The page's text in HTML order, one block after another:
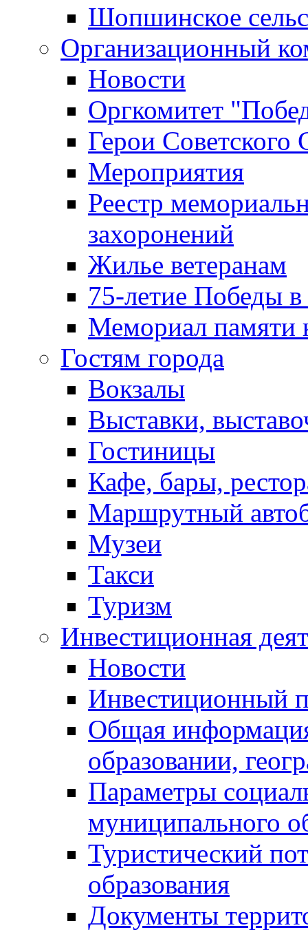
Шопшинское
Организационный
Новости
Оргкомитет
Герои Советского
Мероприятия
Реестр
захоронений
Жилье ветеранам
75-летие Победы
Мемориал памяти
Гостям города
Вокзалы
Выставки,
Гостиницы
Кафе, бары,
Маршрутный
Музеи
Такси
Туризм
Инвестиционная
Новости
Инвестиционный
Общая
образовании,
Параметры
муниципального
Туристический
образования
Документы